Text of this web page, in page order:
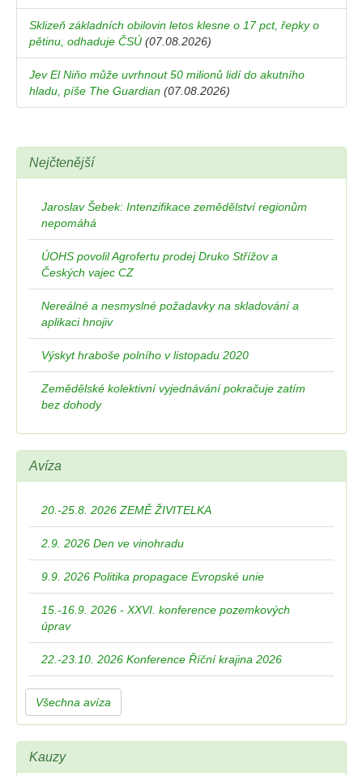
Sklizeň základních obilovin letos klesne o 17 pct, řepky o
pětinu, odhaduje ČSÚ (07.08.2026)
Jev El Niňo může uvrhnout 50 milionů lidí do akutního
hladu, píše The Guardian (07.08.2026)
Nejčtenější
Jaroslav Šebek: Intenzifikace zemědělství regionům
nepomáhá
ÚOHS povolil Agrofertu prodej Druko Střížov a
Českých vajec CZ
Nereálné a nesmyslné požadavky na skladování a
aplikaci hnojiv
Výskyt hraboše polního v listopadu 2020
Zemědělské kolektivní vyjednávání pokračuje zatím
bez dohody
Avíza
20.-25.8. 2026 ZEMĚ ŽIVITELKA
2.9. 2026 Den ve vinohradu
9.9. 2026 Politika propagace Evropské unie
15.-16.9. 2026 - XXVI. konference pozemkových
úprav
22.-23.10. 2026 Konference Říční krajina 2026
Všechna avíza
Kauzy